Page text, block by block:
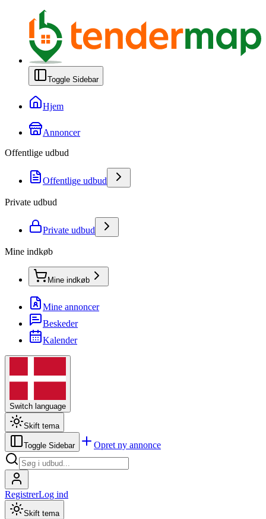
Toggle Sidebar
Hjem
Annoncer
Offentlige udbud
Offentlige udbud
Private udbud
Private udbud
Mine indkøb
Mine indkøb
Mine annoncer
Beskeder
Kalender
Switch language
Skift tema
Toggle Sidebar Opret ny annonce
RegistrerLog ind
Skift tema